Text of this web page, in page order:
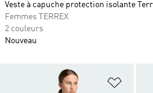
Veste à capuche protection isolante
Femmes TERREX
2 couleurs
Nouveau